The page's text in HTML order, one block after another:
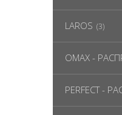
LAROS (3)
OMAX -
PERFECT -